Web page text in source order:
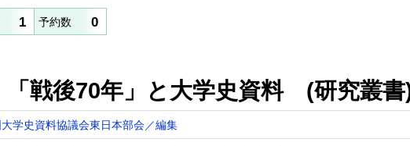
1 予約数 0
「戦後70年」と大学史資料 (研究叢書
学史資料協議会東日本部会／編集